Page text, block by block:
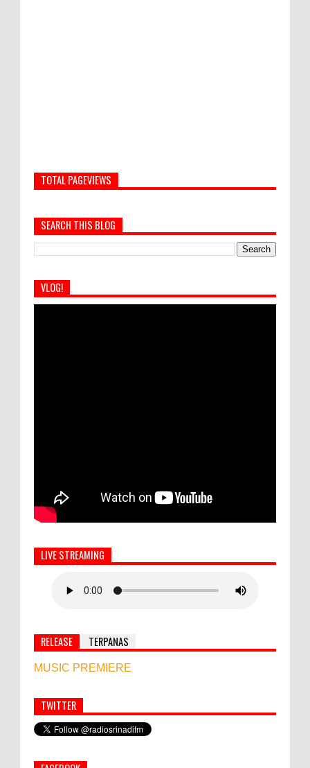
TOTAL PAGEVIEWS
SEARCH THIS BLOG
VLOG!
LIVE STREAMING
RELEASE TERPANAS
MUSIC PREMIERE
Simbol Persahabatan, RI Bangun Islamic Centre di
Afghanistan
TWITTER